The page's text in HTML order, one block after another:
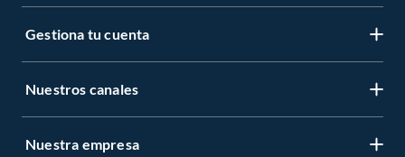
Gestiona tu cuenta
Nuestros canales
Nuestra empresa